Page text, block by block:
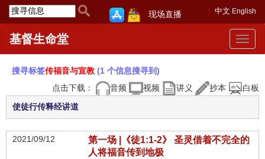
中文 English
现场直播
Toggle
基督生命堂
搜寻标签传福音与宣教 (1 个信息搜寻到)
点击下载：
音频 视频 讲义 抄本 白板
使徒行传释经讲道
2021/09/12
第一场 |《徒1:1-2》 圣灵借着不完全的
人将福音传到地极